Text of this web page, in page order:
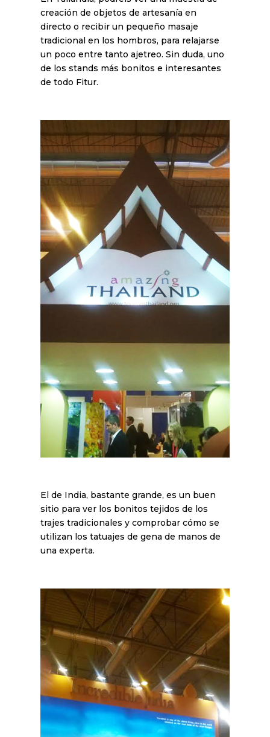
creación de objetos de artesanía en
directo o recibir un pequeño masaje
tradicional en los hombros, para relajarse
un poco entre tanto ajetreo. Sin duda, uno
de los stands más bonitos e interesantes
de todo Fitur.
El de India, bastante grande, es un buen
sitio para ver los bonitos tejidos de los
trajes tradicionales y comprobar cómo se
utilizan los tatuajes de gena de manos de
una experta.